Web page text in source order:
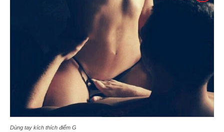
Dùng tay kích thích điểm G